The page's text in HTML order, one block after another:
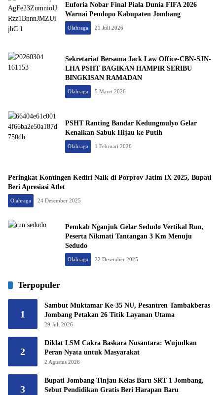
Euforia Nobar Final Piala Dunia FIFA 2026
Warnai Pendopo Kabupaten Jombang
Olahraga 21 Juli 2026
Sekretariat Bersama Jack Law Office-CBN-SJN-
LHA PSHT BAGIKAN HAMPIR SERIBU
BINGKISAN RAMADAN
Olahraga 5 Maret 2026
PSHT Ranting Bandar Kedungmulyo Gelar
Kenaikan Sabuk Hijau ke Putih
Olahraga 1 Februari 2026
Peringkat Kontingen Kediri Naik di Porprov Jatim IX 2025, Bupati
Beri Apresiasi Atlet
Olahraga 24 Desember 2025
Pemkab Nganjuk Gelar Sedudo Vertikal Run,
Peserta Nikmati Tantangan 3 Km Menuju
Sedudo
Olahraga 22 Desember 2025
Terpopuler
1
Sambut Muktamar Ke-35 NU, Pesantren Tambakberas
Jombang Petakan 26 Titik Layanan Utama
29 Juli 2026
2
Diklat LSM Cakra Baskara Nusantara: Wujudkan
Peran Nyata untuk Masyarakat
2 Agustus 2026
3
Bupati Jombang Tinjau Kelas Baru SRT 1 Jombang,
Sebut Pendidikan Gratis Beri Harapan Baru